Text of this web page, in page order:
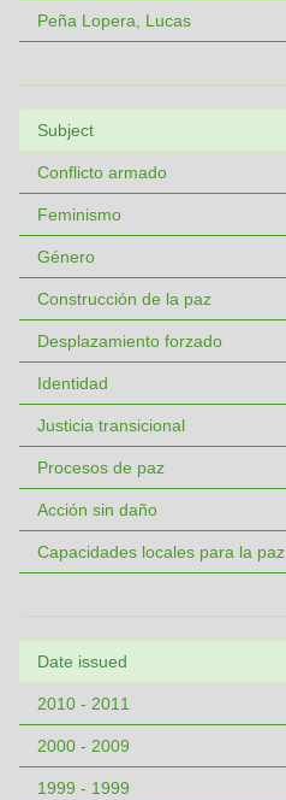
Peña Lopera, Lucas
Subject
Conflicto armado
Feminismo
Género
Construcción de la paz
Desplazamiento forzado
Identidad
Justicia transicional
Procesos de paz
Acción sin daño
Capacidades locales para la paz
Date issued
2010 - 2011
2000 - 2009
1999 - 1999